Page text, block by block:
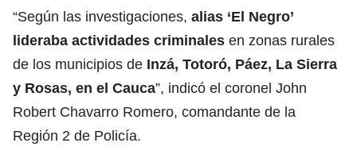
“Según las investigaciones, alias ‘El Negro’
lideraba actividades criminales en zonas rurales
de los municipios de Inzá, Totoró, Páez, La Sierra
y Rosas, en el Cauca”, indicó el coronel John
Robert Chavarro Romero, comandante de la
Región 2 de Policía.